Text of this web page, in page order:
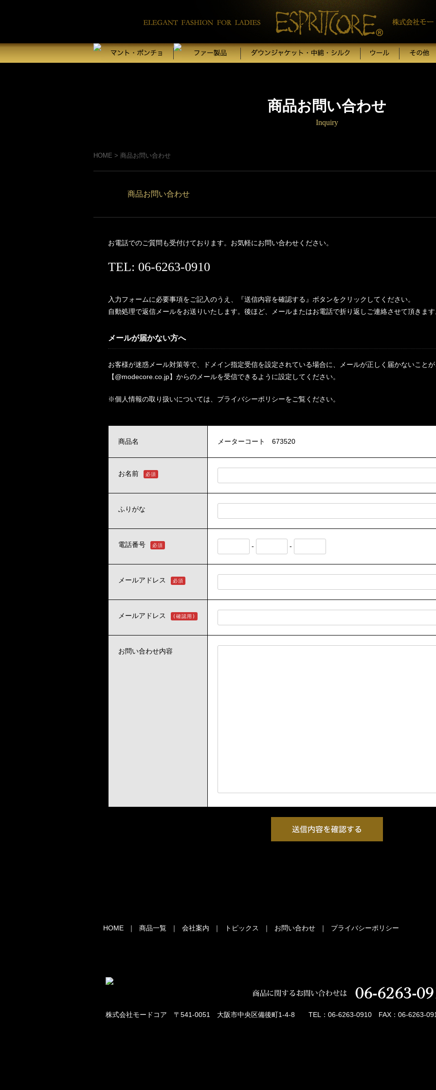
商品お問い合わせ
Inquiry
HOME > 商品お問い合わせ
商品お問い合わせ
お電話でのご質問も受付けております。お気軽にお問い合わせください。
TEL: 06-6263-0910
入力フォームに必要事項をご記入のうえ、『送信内容を確認する』ボタンをクリックしてください。
自動処理で返信メールをお送りいたします。後ほど、メールまたはお電話で折り返しご連絡させて頂きます
メールが届かない方へ
お客様が迷惑メール対策等で、ドメイン指定受信を設定されている場合に、メールが正しく届かないことが
【@modecore.co.jp】からのメールを受信できるように設定してください。
※個人情報の取り扱いについては、 プライバシーポリシーをご覧ください。
商品名 メーターコート 673520
お名前 必須
ふりがな
電話番号 必須 - -
メールアドレス 必須
メールアドレス (確認用)
お問い合わせ内容
HOME ｜ 商品一覧 ｜ 会社案内 ｜ トピックス ｜ お問い合わせ ｜ プライバシーポリシー
株式会社モードコア 〒541-0051 大阪市中央区備後町1-4-8 TEL：06-6263-0910 FAX：06-6263-